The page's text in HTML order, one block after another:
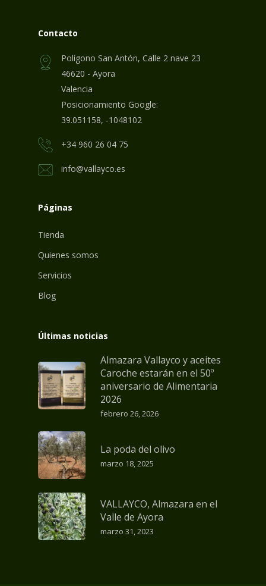
Contacto
Polígono San Antón, Calle 2 nave 23
46620 - Ayora
Valencia
Posicionamiento Google:
39.051158, -1048102
+34 960 26 04 75
info@vallayco.es
Páginas
Tienda
Quienes somos
Servicios
Blog
Últimas noticias
Almazara Vallayco y aceites
Caroche estarán en el 50º
aniversario de Alimentaria
2026
febrero 26, 2026
La poda del olivo
marzo 18, 2025
VALLAYCO, Almazara en el
Valle de Ayora
marzo 31, 2023